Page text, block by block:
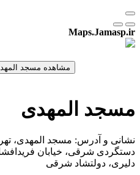
Maps.Jamasp.ir
مسجد المهدی
نشانی و آدرس: مسجد المهدی،
دستگردی شرقی، خیابان
دلیری، دولتشاد شرقی